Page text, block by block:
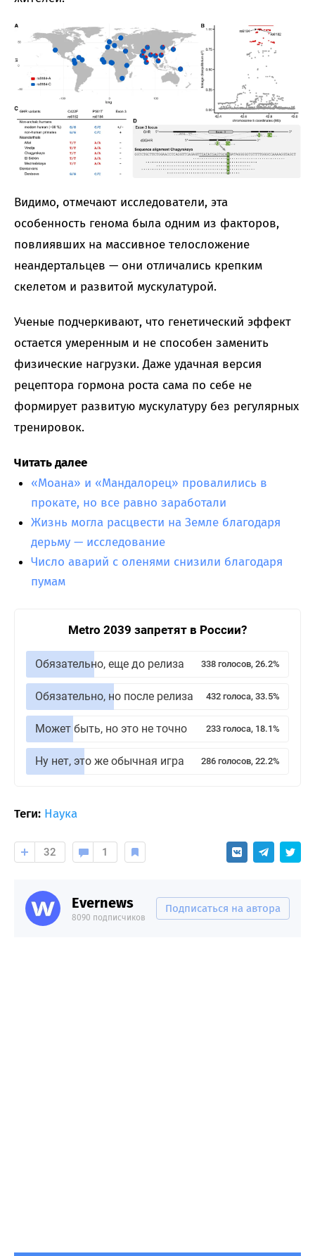
Видимо, отмечают исследователи, эта
особенность генома была одним из факторов,
повлиявших на массивное телосложение
неандертальцев — они отличались крепким
скелетом и развитой мускулатурой.
Ученые подчеркивают, что генетический эффект
остается умеренным и не способен заменить
физические нагрузки. Даже удачная версия
рецептора гормона роста сама по себе не
формирует развитую мускулатуру без регулярных
тренировок.
Читать далее
«Моана» и «Мандалорец» провалились в
прокате, но все равно заработали
Жизнь могла расцвести на Земле благодаря
дерьму — исследование
Число аварий с оленями снизили благодаря
пумам
Metro 2039 запретят в России?
Обязательно, еще до релиза 338 голосов, 26.2%
Обязательно, но после релиза 432 голоса, 33.5%
Может быть, но это не точно 233 голоса, 18.1%
Ну нет, это же обычная игра 286 голосов, 22.2%
Теги: Наука
32 1
Evernews
8090 подписчиков
Подписаться на автора